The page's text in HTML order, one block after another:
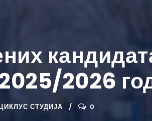
2026
СТУДИЈА 0